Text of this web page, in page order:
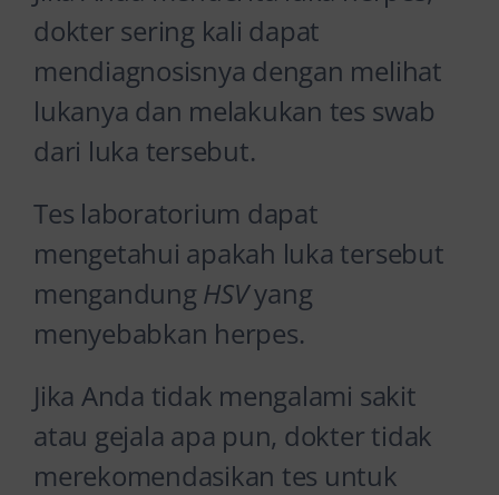
dokter sering kali dapat
mendiagnosisnya dengan melihat
lukanya dan melakukan tes swab
dari luka tersebut.
Tes laboratorium dapat
mengetahui apakah luka tersebut
mengandung HSVyang
menyebabkan herpes.
Jika Anda tidak mengalami sakit
atau gejala apa pun, dokter tidak
merekomendasikan tes untuk